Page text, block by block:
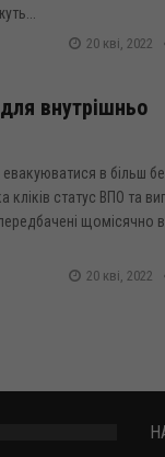
20 кві, 2022
внутрішньо
в більш
кліків статус ВПО та
щомісячно в
20 кві, 2022